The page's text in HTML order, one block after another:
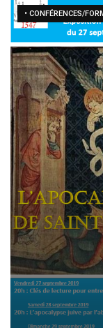
• CONFÉRENCES/